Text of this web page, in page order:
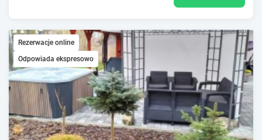
Rezerwacje online
Odpowiada ekspresowo